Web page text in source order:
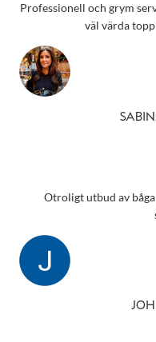
Professionell och grym
väl värda
Otroligt utbud av